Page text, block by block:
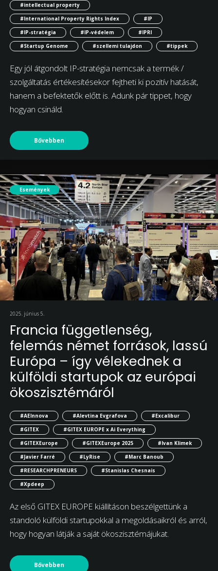
#intellectual property
#International Property Rights Index
#IP
#IP-stratégia
#IP-védelem
#IPRI
#Startup Genome
#szellemi tulajdon #tippek
Egy jól átgondolt IP-stratégia nemcsak a termék /
szolgáltatás értékesítésekor fejtheti ki pozitív hatását,
hanem a befektetők előtt is. Adunk pár tippet, hogy
hogyan csináld.
Bővebben
Események
2025. június 5.
Francia függetlenség,
felemás német források, lassú
Európa – így vélekednek a
külföldi startupok az európai
ökoszisztémáról
#AEInnova #Alevtina Evgrafova
#Excalibur
#GITEX
#GITEX EUROPE x Ai Everything
#GITEXEurope
#GITEXEurope 2025
#Ivan Klimek
#Javier Farré
#LyRise
#Marc Banoub
#RESEARCHPRENEURS
#Stanislas Chesnais
#Xpdeep
Az első GITEX EUROPE kiállításon beszélgettünk a
standoló külföldi startupokkal a megoldásaikról és arról,
hogy hogyan látják a saját ökoszisztémájukat.
Bővebben